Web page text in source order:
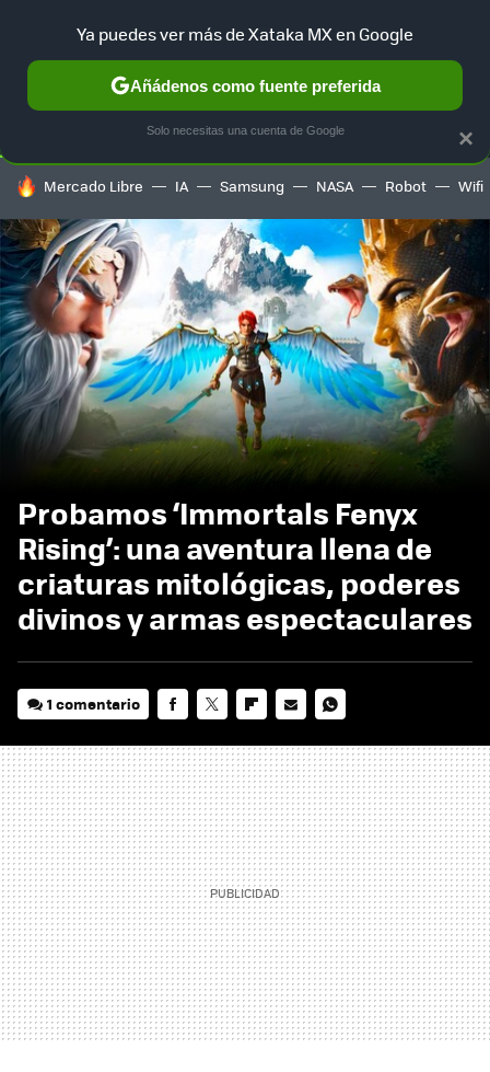
SELECCIÓN GAMING HOME AUTO TERRITORIO
HOY SE HABLA DE
Mercado Libre IA Samsung NASA Robot Wifi
Probamos ‘Immortals Fenyx
Rising’: una aventura llena de
criaturas mitológicas, poderes
divinos y armas espectaculares
1 comentario
MAIL
×
Ya puedes ver más de Xataka MX en Google
Añádenos como fuente preferida
Solo necesitas una cuenta de Google